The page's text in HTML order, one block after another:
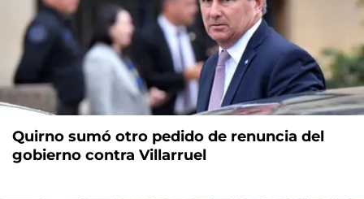
Quirno sumó otro pedido de renuncia del
gobierno contra Villarruel